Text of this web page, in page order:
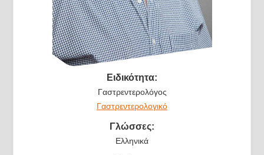
Ειδικότητα:
Γαστρεντερολόγος
Γαστρεντερολογικό
Γλώσσες:
Ελληνικά